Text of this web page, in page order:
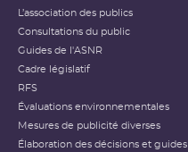
L’association des publics
Consultations du public
Guides de l'ASNR
Cadre législatif
RFS
Évaluations environnementales
Mesures de publicité diverses
Élaboration des décisions et guides